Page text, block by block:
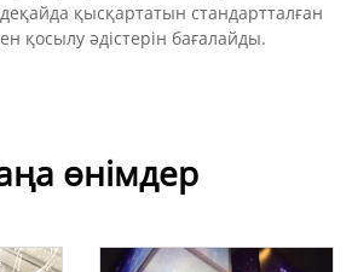
қысқартатын стандартталған
қосылу әдістерін бағалайды.
өнімдер